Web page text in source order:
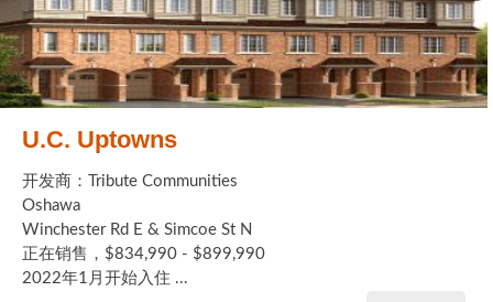
U.C. Uptowns
开发商：Tribute Communities
Oshawa
Winchester Rd E & Simcoe St N
正在销售，$834,990 - $899,990
2022年1月开始入住 ...